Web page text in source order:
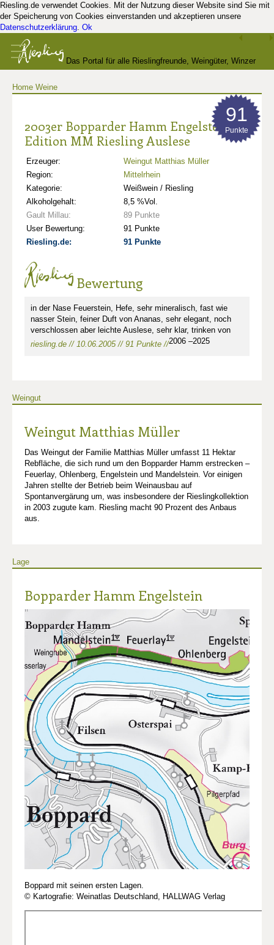
Riesling.de verwendet Cookies. Mit der Nutzung dieser Website sind Sie mit
der Speicherung von Cookies einverstanden und akzeptieren unsere
Datenschutzerklärung. Ok
Das Portal für alle Rieslingfreunde, Weingüter, Winzer
Home Weine
2003er Bopparder Hamm Engelstein
Edition MM Riesling Auslese
Erzeuger:
Weingut Matthias Müller
Region:
Mittelrhein
Kategorie:
Weißwein / Riesling
Alkoholgehalt:
8,5 %Vol.
Gault Millau:
89 Punkte
User Bewertung:
91 Punkte
Riesling.de:
91 Punkte
91
Punkte
Bewertung
in der Nase Feuerstein, Hefe, sehr mineralisch, fast wie
nasser Stein, feiner Duft von Ananas, sehr elegant, noch
verschlossen aber leichte Auslese, sehr klar, trinken von
2006 –2025
riesling.de // 10.06.2005 // 91 Punkte //
Weingut
Weingut Matthias Müller
Das Weingut der Familie Matthias Müller umfasst 11 Hektar
Rebfläche, die sich rund um den Bopparder Hamm erstrecken –
Feuerlay, Ohlenberg, Engelstein und Mandelstein. Vor einigen
Jahren stellte der Betrieb beim Weinausbau auf
Spontanvergärung um, was insbesondere der Rieslingkollektion
in 2003 zugute kam. Riesling macht 90 Prozent des Anbaus
aus.
Lage
Bopparder Hamm Engelstein
Boppard mit seinen ersten Lagen.
© Kartografie: Weinatlas Deutschland, HALLWAG Verlag